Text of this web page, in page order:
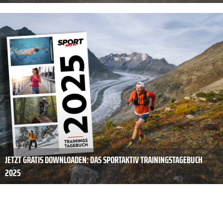
JETZT GRATIS DOWNLOADEN: DAS SPORTAKTIV TRAININGSTAGEBUCH
2025